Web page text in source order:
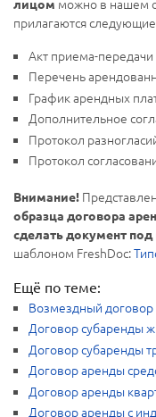
лицом можно в нашем
прилагаются
Акт приема-
Перечень
График арендных
Дополнительное
Протокол
Протокол
Внимание!
образца договора
сделать документ
шаблоном FreshDoc:
Ещё по теме:
Возмездный договор
Договор субаренды
Договор субаренды
Договор аренды
Договор аренды
Договор аренды с